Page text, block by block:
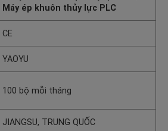
Máy ép khuôn thủy lực PLC
CE
YAOYU
100 bộ mỗi tháng
JIANGSU, TRUNG QUỐC